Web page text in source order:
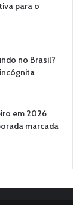
para o
no Brasil?
em 2026
marcada